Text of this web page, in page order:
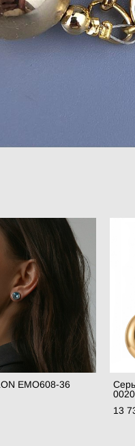
EMO608-36
13